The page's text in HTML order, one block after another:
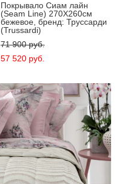
Покрывало Сиам лайн
(Seam Line) 270X260см
бежевое, бренд: Труссарди
(Trussardi)
71 900 pуб.
57 520 pуб.